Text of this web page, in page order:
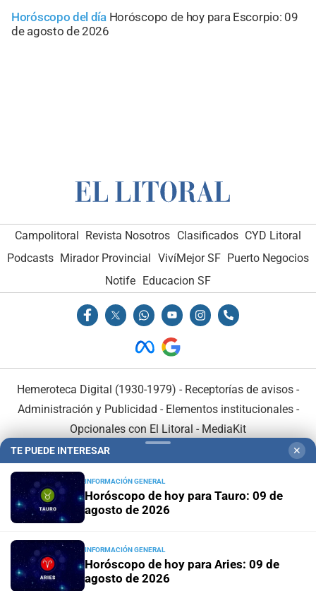
Horóscopo del día Horóscopo de hoy para Escorpio: 09
de agosto de 2026
Campolitoral Revista Nosotros Clasificados CYD Litoral
Podcasts Mirador Provincial VivíMejor SF Puerto Negocios
Notife
Educacion SF
Hemeroteca Digital (1930-1979) - Receptorías de avisos -
Administración y Publicidad - Elementos institucionales-
Opcionales con El Litoral - MediaKit
En Asociación con:
TE PUEDE INTERESAR ✕
INFORMACIÓN GENERAL
Horóscopo de hoy para Tauro: 09 de
agosto de 2026
INFORMACIÓN GENERAL
Horóscopo de hoy para Aries: 09 de
agosto de 2026